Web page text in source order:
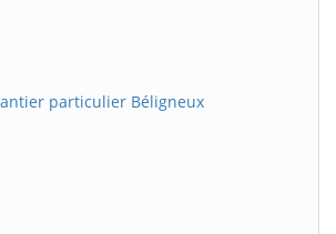
particulier Béligneux